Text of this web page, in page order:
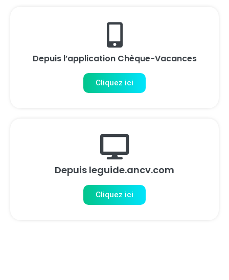
Depuis l’application Chèque-Vacances
Cliquez ici
Depuis leguide.ancv.com
Cliquez ici